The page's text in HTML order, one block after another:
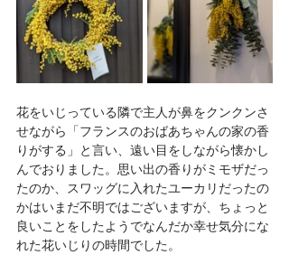
花をいじっている隣で主人が鼻をクンクンさ
せながら「フランスのおばあちゃんの家の香
りがする」と言い、遠い目をしながら懐かし
んでおりました。思い出の香りがミモザだっ
たのか、スワッグに入れたユーカリだったの
かはいまだ不明ではございますが、ちょっと
良いことをしたようでなんだか幸せ気分にな
れた花いじりの時間でした。